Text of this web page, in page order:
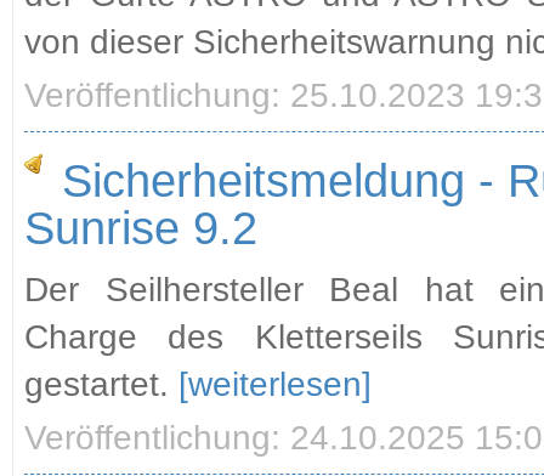
von dieser Sicherheitswarnung
Veröffentlichung: 25.10.2023
Sicherheitsmeldung -
Sunrise 9.2
Der Seilhersteller Beal hat
Charge des Kletterseils
gestartet. [weiterlesen]
Veröffentlichung: 24.10.2025